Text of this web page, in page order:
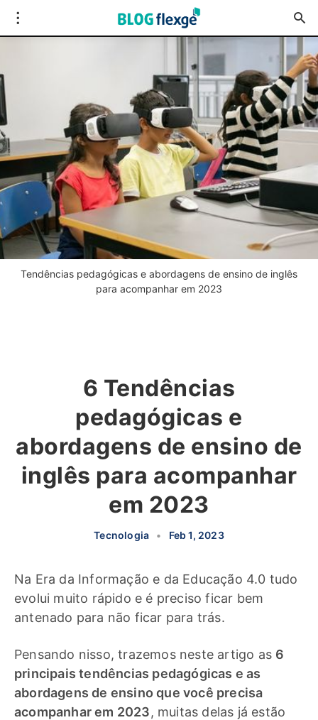
Tendências pedagógicas e abordagens de ensino de inglês
para acompanhar em 2023
6 Tendências
pedagógicas e
abordagens de ensino de
inglês para acompanhar
em 2023
Tecnologia • Feb 1, 2023
Na Era da Informação e da Educação 4.0 tudo
evolui muito rápido e é preciso ficar bem
antenado para não ficar para trás.
Pensando nisso, trazemos neste artigo as 6
principais tendências pedagógicas e as
abordagens de ensino que você precisa
acompanhar em 2023, muitas delas já estão